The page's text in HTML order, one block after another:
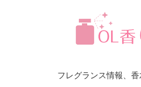
フレグランス情報、